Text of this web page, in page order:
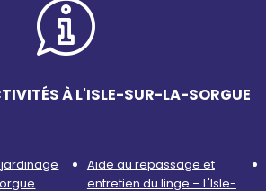
À L'ISLE-SUR-LA-SORGUE
Aide au repassage et
entretien du linge – L'Isle-